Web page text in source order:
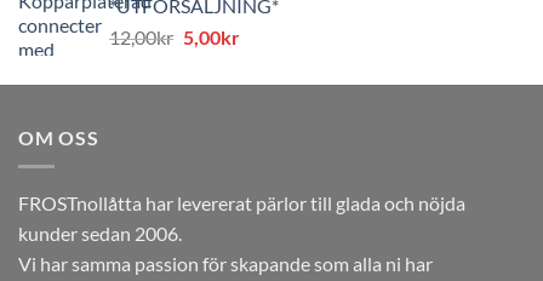
var:
12,00kr.
är:
5,00kr.
*UTFÖRSÄLJNING*
12,00kr Det
priset
5,00krDet
priset
OM OSS
FROSTnollåtta har levererat pärlor till glada och nöjda
kunder sedan 2006.
Vi har samma passion för skapande som alla ni har